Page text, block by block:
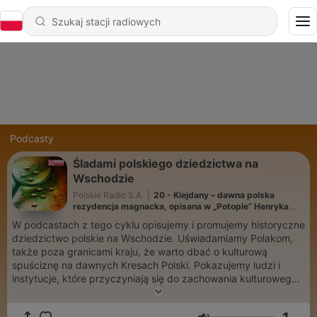
Podcasty
Śladami polskiego dziedzictwa na
Wschodzie
Polskie Radio S.A.
20 - Kiejdany – dawna polska
rezydencja magnacka, opisana w „Potopie” Henryka
W podcastach z tego cyklu opisujemy i promujemy historyczne
dziedzictwo polskie na Wschodzie. Uświadamiamy Polakom,
także poza granicami kraju, że warto dbać o kulturową
spuściznę na dawnych Kresach Polski. Pokazujemy ludzi i
instytucje, które przyczyniają się do zachowania kulturowego
dziedzictwa na Wschodzie. Poza Polską jest wiele znaków